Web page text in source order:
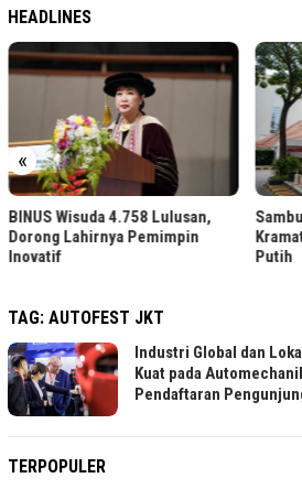
HEADLINES
«
BINUS Wisuda 4.758 Lulusan,
Dorong Lahirnya Pemimpin
Inovatif
Putih
TAG: AUTOFEST JKT
Industri Global dan
Kuat pada
Pendaftaran
TERPOPULER